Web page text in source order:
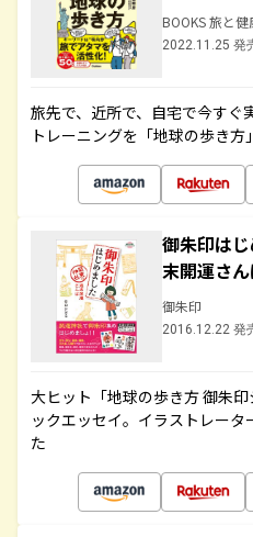
BOOKS 旅と健
2022.11.25 発
旅先で、近所で、自宅で今すぐ
トレーニングを「地球の歩き
御朱印は
末開運さ
御朱印
2016.12.22 発
大ヒット「地球の歩き方 御朱
ックエッセイ。イラストレー
た